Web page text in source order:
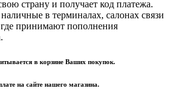
страну и получает код платежа.
в терминалах, салонах связи
принимают пополнения
в корзине Ваших покупок.
на сайте нашего магазина.